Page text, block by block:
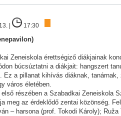
| 17:30
Zeneiskola érettségiző diákjainak
búcsúztatni a diákjait: hangszert
Ez a pillanat kihívás diáknak,
város életében.
részében a Szabadkai Zeneiskola
meg az érdeklődő zentai közönség.
– harsona (prof. Tokodi Károly);